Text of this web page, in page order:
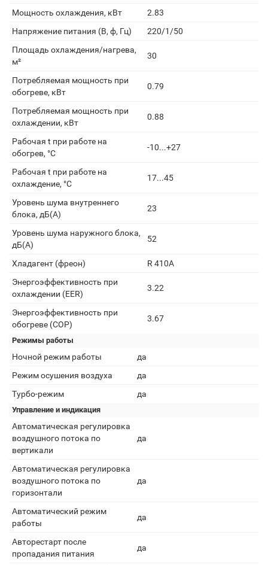
Мощность охлаждения, кВт
2.83
Напряжение питания (В, ф, Гц)
220/1/50
Площадь охлаждения/нагрева,
м²
30
Потребляемая мощность при
обогреве, кВт
0.79
Потребляемая мощность при
охлаждении, кВт
0.88
Рабочая t при работе на
обогрев, °С
-10...+27
Рабочая t при работе на
охлаждение, °С
17...45
Уровень шума внутреннего
блока, дБ(А)
23
Уровень шума наружного блока,
дБ(А)
52
Хладагент (фреон)
R 410A
Энергоэффективность при
охлаждении (EER)
3.22
Энергоэффективность при
обогреве (COP)
3.67
Режимы работы
Ночной режим работы
да
Режим осушения воздуха
да
Турбо-режим
да
Управление и индикация
Автоматическая регулировка
воздушного потока по
вертикали
да
Автоматическая регулировка
воздушного потока по
горизонтали
да
Автоматический режим
работы
да
Авторестарт после
пропадания питания
да